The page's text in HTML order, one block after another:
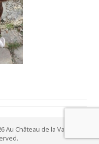
Au Château de la Vaizerie.